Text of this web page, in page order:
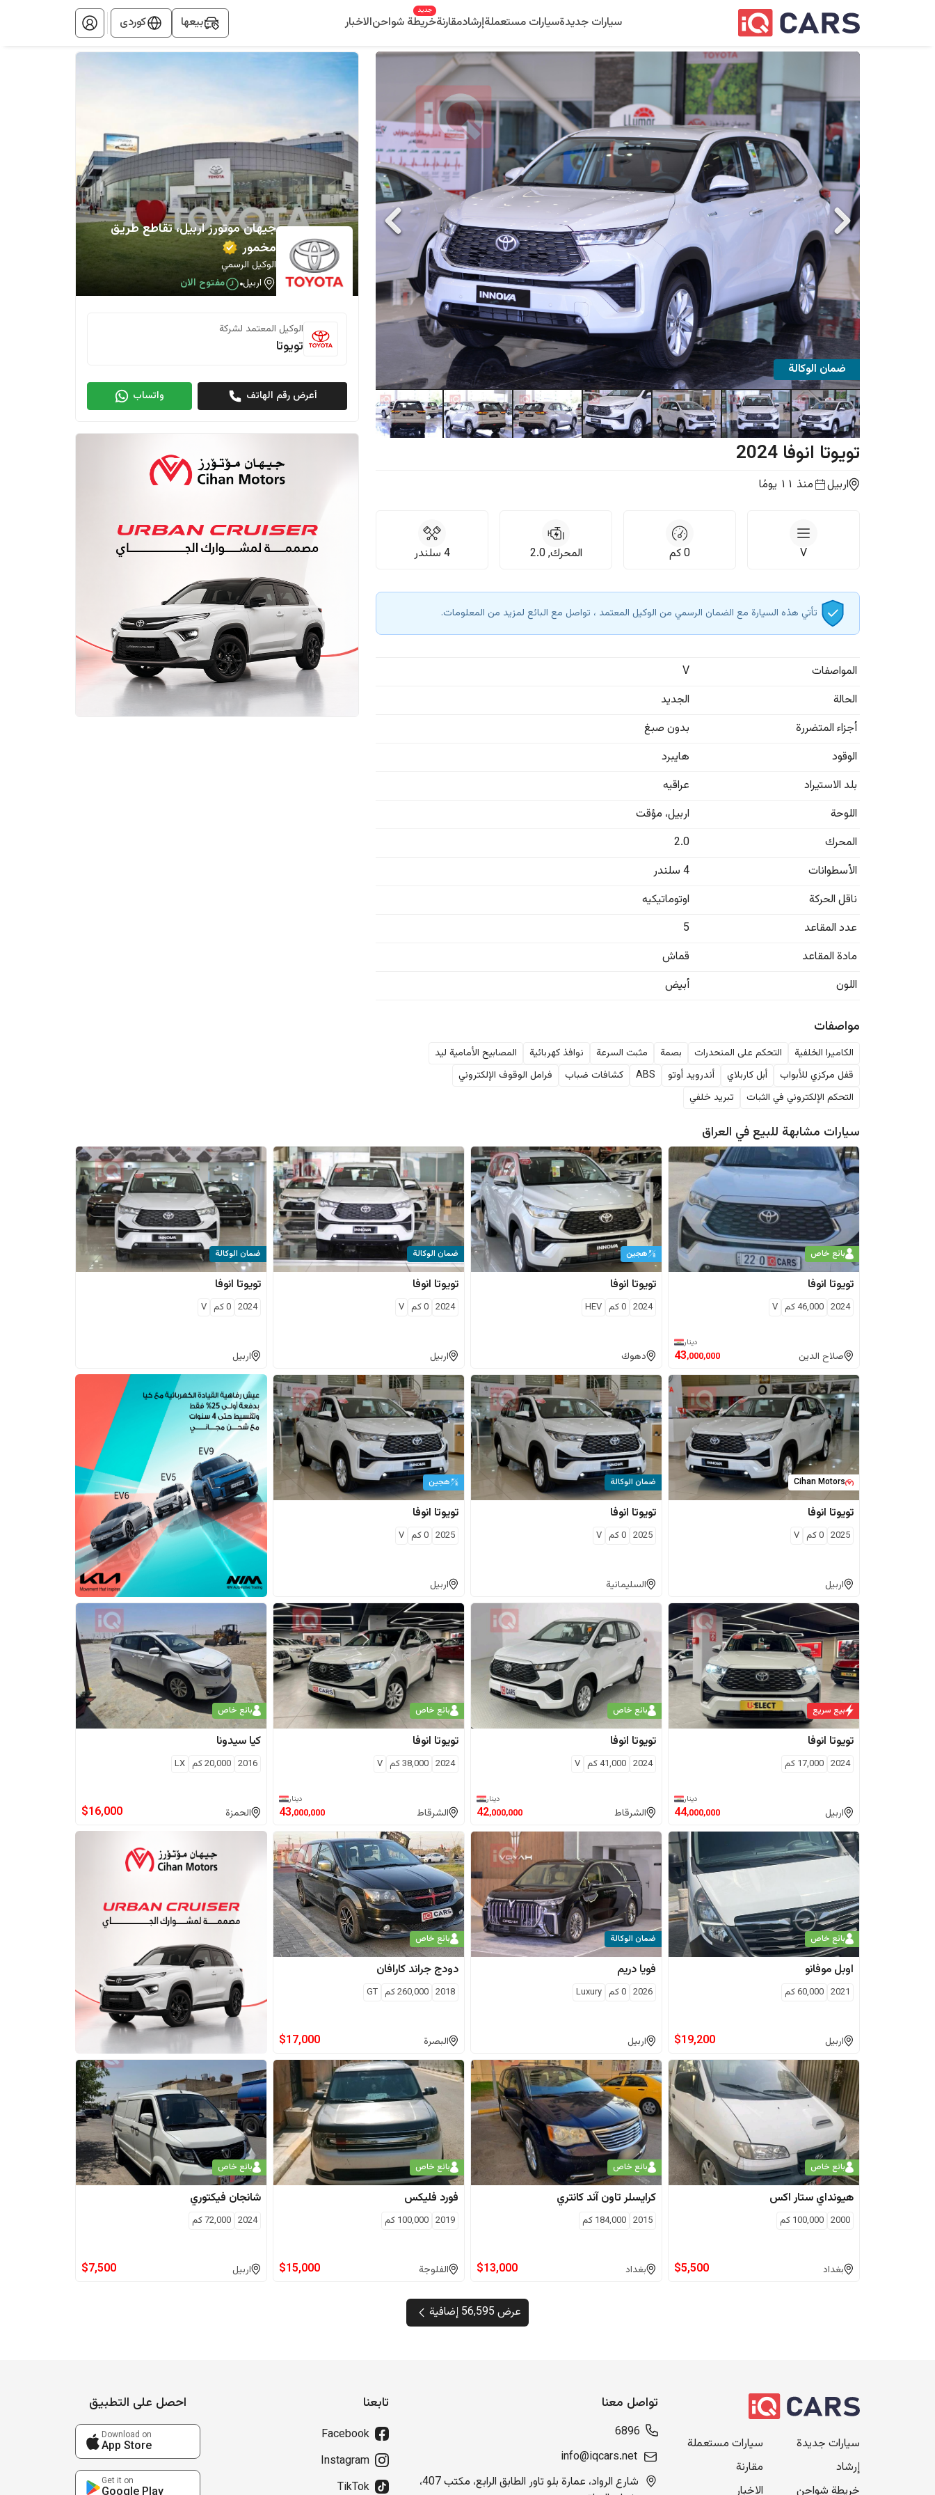
سيارات جديدةسيارات مستعملةإرشادمقارنةخريطة شواحن
جديد
الاخبار بيعها کوردی
ضمان الوكالة
تويوتا انوفا 2024
اربيل منذ ١١ يومًا
V
0كم المحرك, 2.0 4 سلندر
تأتي هذه السيارة مع الضمان الرسمي من الوكيل المعتمد ، تواصل مع البائع لمزيد من المعلومات.
المواصفات
V
الحالة
الجديد
أجزاء المتضررة
بدون صبغ
الوقود
هايبرد
بلد الاستيراد
عراقيه
اللوحة
اربيل، مؤقت
المحرك
2.0
الأسطوانات
4 سلندر
ناقل الحركة
اوتوماتيكيه
عدد المقاعد
5
مادة المقاعد
قماش
اللون
أبيض
مواصفات
الكاميرا الخلفية التحكم على المنحدرات بصمة مثبت السرعة نوافذ كهربائية
المصابيح الأمامية ليد
قفل مركزي للأبواب
أبل كاربلاي أندرويد أوتو ABS كشافات ضباب
فرامل الوقوف الإلكتروني
التحكم الإلكتروني في الثبات
تبريد خلفي
جيهان موتورز اربيل، تقاطع طريق
مخمور
الوكيل الرسمي
اربيل
مفتوح الان
الوكيل المعتمد لشركة
تويوتا
أعرض رقم الهاتف واتساب
سيارات مشابهة للبيع في العراق
بائع خاص
تويوتا انوفا
2024
46,000كم V
صلاح الدين
دينار
43,000,000
هجين
تويوتا انوفا
2024
0كم HEV
دهوك
ضمان الوكالة
تويوتا انوفا
2024
0كم V
اربيل
ضمان الوكالة
تويوتا انوفا
2024
0كم V
اربيل
Cihan Motors
تويوتا انوفا
2025
0كم V
اربيل
ضمان الوكالة
تويوتا انوفا
2025
0كم V
السليمانية
هجين
تويوتا انوفا
2025
0كم V
اربيل
بيع سريع
تويوتا انوفا
2024
17,000 كم
اربيل
دينار
44,000,000
بائع خاص
تويوتا انوفا
2024
41,000كم V
الشرقاط
دينار
42,000,000
بائع خاص
تويوتا انوفا
2024
38,000كم V
الشرقاط
دينار
43,000,000
بائع خاص
كيا سيدونا
2016
20,000كم LX
الحمزة $16,000
بائع خاص
اوبل موفانو
2021
60,000كم
اربيل $19,200
ضمان الوكالة
فویا دريم
2026
0كم Luxury
اربيل
بائع خاص
دودج جراند كارافان
2018
260,000كم GT
البصرة $17,000
بائع خاص
هيونداي ستار اكس
2000
100,000 كم
بغداد $5,500
بائع خاص
كرايسلر تاون آند كانتري
2015
184,000 كم
بغداد $13,000
بائع خاص
فورد فليكس
2019
100,000 كم
الفلوجة $15,000
بائع خاص
شانجان فیکتوري
2024
72,000كم
اربيل $7,500
عرض 56,595 إضافية
سيارات جديدة
سيارات مستعملة
إرشاد
مقارنة
خريطة شواحن
الاخبار
تواصل معنا
6896
info@iqcars.net
شارع الرواد، عمارة بلو تاور الطابق الرابع، مكتب 407،
تابعنا
Facebook
Instagram
TikTok
احصل على التطبيق
Download on
App Store
Get it on